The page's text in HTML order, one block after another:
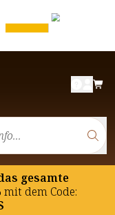
gesamte
mit dem Code: